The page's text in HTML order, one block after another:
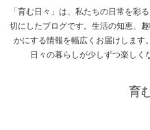
「育む日々」は、私たちの日常を彩
切にしたブログです。生活の知恵、
かにする情報を幅広くお届けします
日々の暮らしが少しずつ楽しく
育